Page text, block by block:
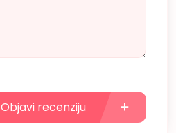
Objavi recenziju